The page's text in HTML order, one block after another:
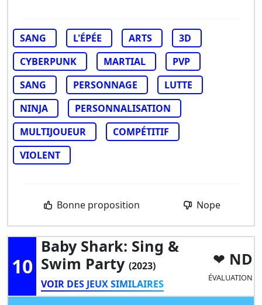
SANG L'ÉPÉE ARTS
3D
CYBERPUNK
MARTIAL
PVP
SANG
PERSONNAGE
LUTTE
NINJA
PERSONNALISATION
MULTIJOUEUR
COMPÉTITIF
VIOLENT
Bonne proposition Nope
10
Baby Shark: Sing &
Swim Party (2023)
VOIR DES JEUX SIMILAIRES
ND
ÉVALUATION